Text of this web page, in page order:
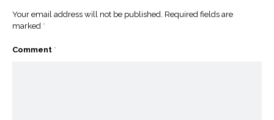
Your email address will not be published. Required fields are
marked *
Comment *